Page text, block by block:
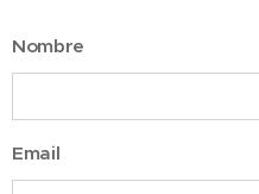
Nombre
Email